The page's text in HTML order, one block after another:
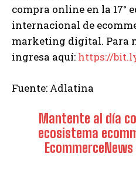
compra online en la 17°
internacional de
marketing digital. Para
ingresa aquí: https://
Fuente: Adlatina
Mantente al día
ecosistema